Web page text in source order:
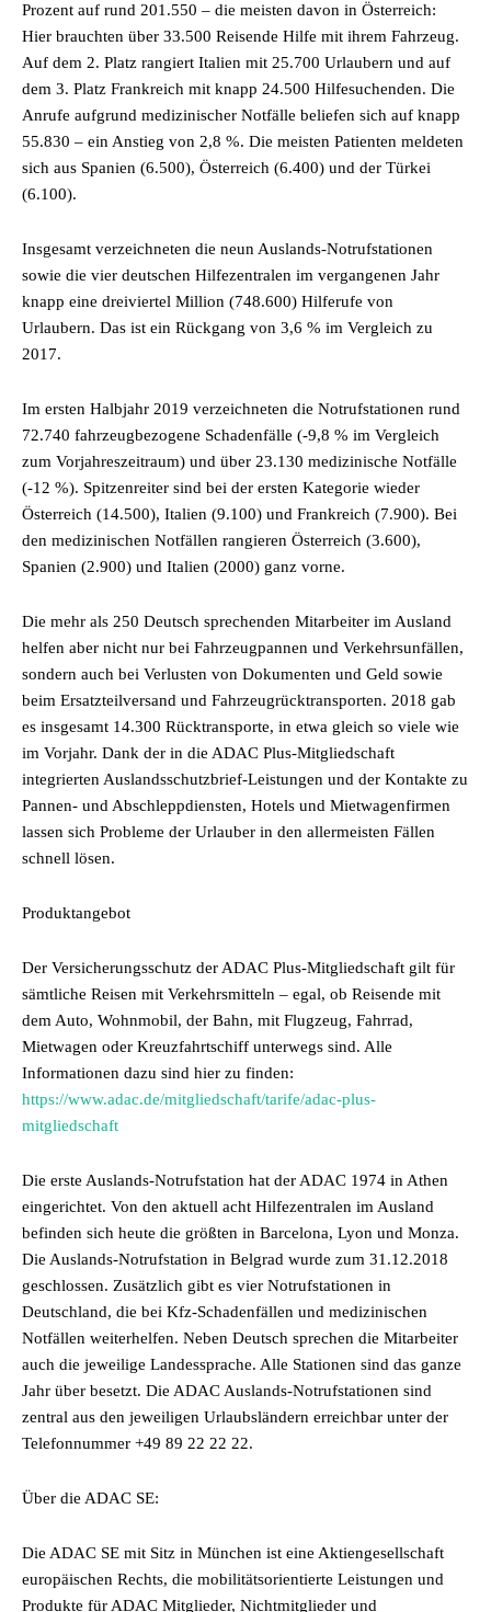
Prozent auf rund 201.550 – die meisten davon in Österreich:
Hier brauchten über 33.500 Reisende Hilfe mit ihrem Fahrzeug.
Auf dem 2. Platz rangiert Italien mit 25.700 Urlaubern und auf
dem 3. Platz Frankreich mit knapp 24.500 Hilfesuchenden. Die
Anrufe aufgrund medizinischer Notfälle beliefen sich auf knapp
55.830 – ein Anstieg von 2,8 %. Die meisten Patienten meldeten
sich aus Spanien (6.500), Österreich (6.400) und der Türkei
(6.100).
Insgesamt verzeichneten die neun Auslands-Notrufstationen
sowie die vier deutschen Hilfezentralen im vergangenen Jahr
knapp eine dreiviertel Million (748.600) Hilferufe von
Urlaubern. Das ist ein Rückgang von 3,6 % im Vergleich zu
2017.
Im ersten Halbjahr 2019 verzeichneten die Notrufstationen rund
72.740 fahrzeugbezogene Schadenfälle (-9,8 % im Vergleich
zum Vorjahreszeitraum) und über 23.130 medizinische Notfälle
(-12 %). Spitzenreiter sind bei der ersten Kategorie wieder
Österreich (14.500), Italien (9.100) und Frankreich (7.900). Bei
den medizinischen Notfällen rangieren Österreich (3.600),
Spanien (2.900) und Italien (2000) ganz vorne.
Die mehr als 250 Deutsch sprechenden Mitarbeiter im Ausland
helfen aber nicht nur bei Fahrzeugpannen und Verkehrsunfällen,
sondern auch bei Verlusten von Dokumenten und Geld sowie
beim Ersatzteilversand und Fahrzeugrücktransporten. 2018 gab
es insgesamt 14.300 Rücktransporte, in etwa gleich so viele wie
im Vorjahr. Dank der in die ADAC Plus-Mitgliedschaft
integrierten Auslandsschutzbrief-Leistungen und der Kontakte zu
Pannen- und Abschleppdiensten, Hotels und Mietwagenfirmen
lassen sich Probleme der Urlauber in den allermeisten Fällen
schnell lösen.
Produktangebot
Der Versicherungsschutz der ADAC Plus-Mitgliedschaft gilt für
sämtliche Reisen mit Verkehrsmitteln – egal, ob Reisende mit
dem Auto, Wohnmobil, der Bahn, mit Flugzeug, Fahrrad,
Mietwagen oder Kreuzfahrtschiff unterwegs sind. Alle
Informationen dazu sind hier zu finden:
https://www.adac.de/mitgliedschaft/tarife/adac-plus-
mitgliedschaft
Die erste Auslands-Notrufstation hat der ADAC 1974 in Athen
eingerichtet. Von den aktuell acht Hilfezentralen im Ausland
befinden sich heute die größten in Barcelona, Lyon und Monza.
Die Auslands-Notrufstation in Belgrad wurde zum 31.12.2018
geschlossen. Zusätzlich gibt es vier Notrufstationen in
Deutschland, die bei Kfz-Schadenfällen und medizinischen
Notfällen weiterhelfen. Neben Deutsch sprechen die Mitarbeiter
auch die jeweilige Landessprache. Alle Stationen sind das ganze
Jahr über besetzt. Die ADAC Auslands-Notrufstationen sind
zentral aus den jeweiligen Urlaubsländern erreichbar unter der
Telefonnummer +49 89 22 22 22.
Über die ADAC SE:
Die ADAC SE mit Sitz in München ist eine Aktiengesellschaft
europäischen Rechts, die mobilitätsorientierte Leistungen und
Produkte für ADAC Mitglieder, Nichtmitglieder und